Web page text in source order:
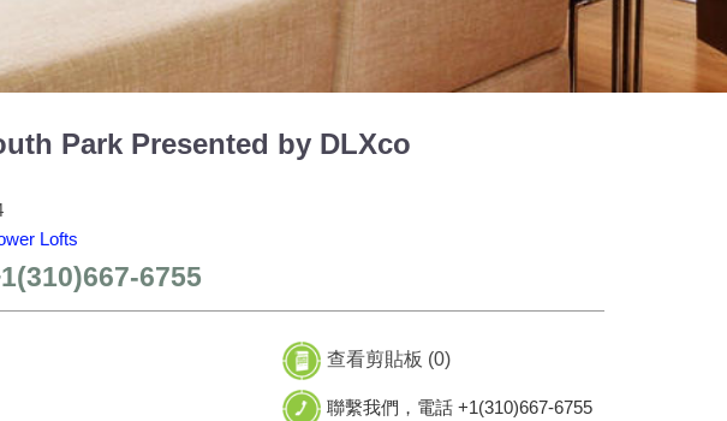
Park Presented by DLXco
Lofts
6755
查看剪貼板 (0)
聯繫我們，電話 +1(310)667-6755